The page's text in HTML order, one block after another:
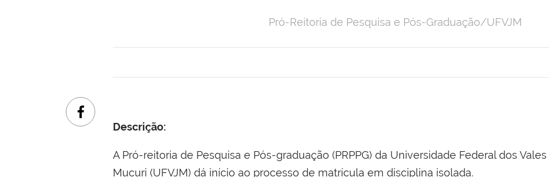
Pró-Reitoria de Pesquisa e Pós-Graduação/UFVJM
Descrição:
A Pró-reitoria de Pesquisa e Pós-graduação (PRPPG) da Universidade Federal dos
Mucuri (UFVJM) dá início ao processo de matrícula em disciplina isolada.